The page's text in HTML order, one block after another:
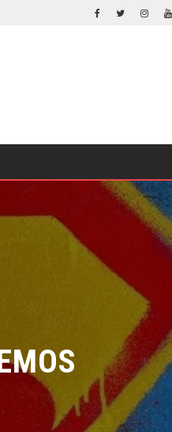
ORLANDO BLOOM AFIRMA HABER RECHAZADO SER BATMAN